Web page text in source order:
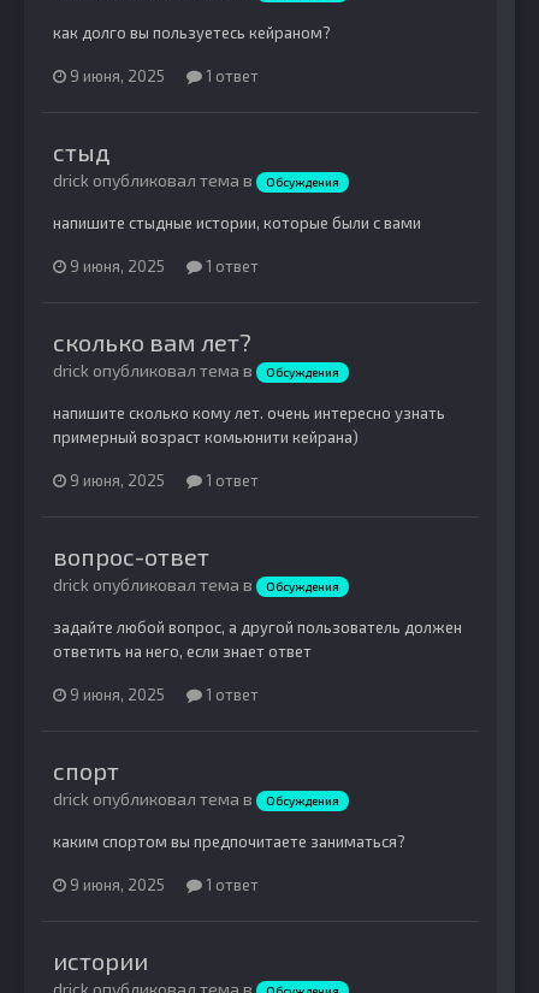
как долго вы пользуетесь кейраном?
9 июня, 2025 1 ответ
стыд
drick опубликовал тема в Обсуждения
напишите стыдные истории, которые были с вами
9 июня, 2025 1 ответ
сколько вам лет?
drick опубликовал тема в Обсуждения
напишите сколько кому лет. очень интересно узнать
примерный возраст комьюнити кейрана)
9 июня, 2025 1 ответ
вопрос-ответ
drick опубликовал тема в Обсуждения
задайте любой вопрос, а другой пользователь должен
ответить на него, если знает ответ
9 июня, 2025 1 ответ
спорт
drick опубликовал тема в Обсуждения
каким спортом вы предпочитаете заниматься?
9 июня, 2025 1 ответ
истории
drick опубликовал тема в